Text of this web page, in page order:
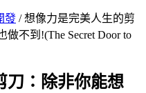
發 / 想像力是完美人生的剪
不到!(The Secret Door to
刀：除非你能想